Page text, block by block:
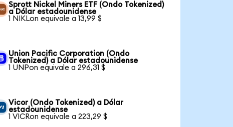
Sprott Nickel Miners ETF (Ondo Tokenized)
a Dólar estadounidense
1 NIKLon equivale a 13,99 $
Union Pacific Corporation (Ondo
Tokenized) a Dólar estadounidense
1 UNPon equivale a 296,31 $
Vicor (Ondo Tokenized) a Dólar
estadounidense
1 VICRon equivale a 223,29 $